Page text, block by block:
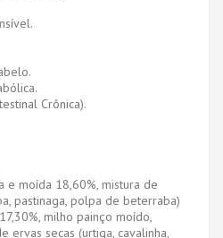
Crônica).
e moída 18,60%, mistura de
pastinaga, polpa de beterraba)
milho painço moído,
ervas secas (urtiga, cavalinha,